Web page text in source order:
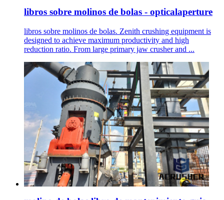
libros sobre molinos de bolas - opticalaperture
libros sobre molinos de bolas. Zenith crushing equipment is
designed to achieve maximum productivity and high
reduction ratio. From large primary jaw crusher and ...